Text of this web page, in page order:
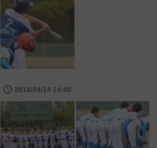
🕔 2018/04/14 14:00